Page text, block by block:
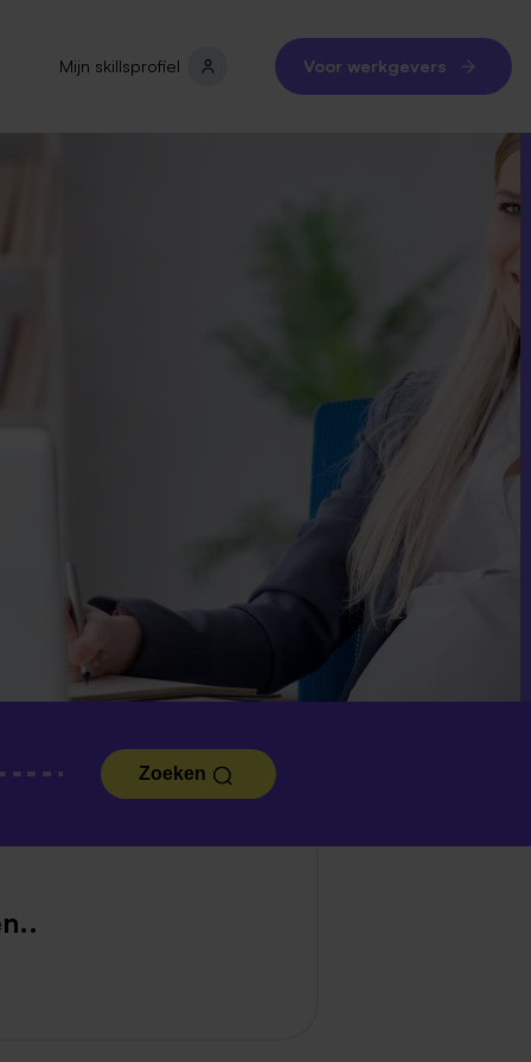
Mijn skillsprofiel Voor werkgevers
Zoeken